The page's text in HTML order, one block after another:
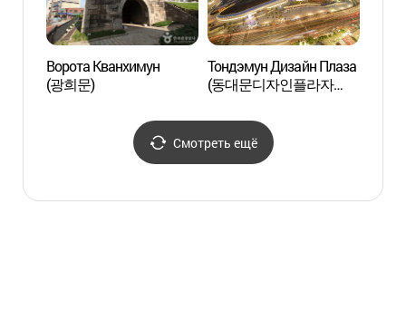
Ворота Кванхимун
(광희문)
Тондэмун Дизайн Плаза
(동대문디자인플라자
Смотреть ещё